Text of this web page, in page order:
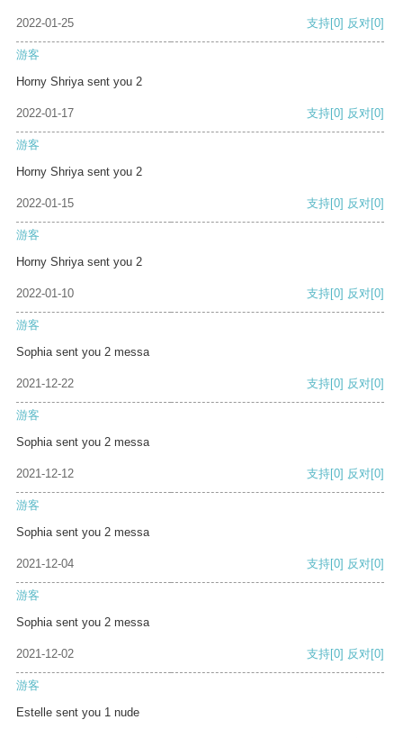
2022-01-25 支持[0] 反对[0]
游客
Horny Shriya sent you 2
2022-01-17 支持[0] 反对[0]
游客
Horny Shriya sent you 2
2022-01-15 支持[0] 反对[0]
游客
Horny Shriya sent you 2
2022-01-10 支持[0] 反对[0]
游客
Sophia sent you 2 messa
2021-12-22 支持[0] 反对[0]
游客
Sophia sent you 2 messa
2021-12-12 支持[0] 反对[0]
游客
Sophia sent you 2 messa
2021-12-04 支持[0] 反对[0]
游客
Sophia sent you 2 messa
2021-12-02 支持[0] 反对[0]
游客
Estelle sent you 1 nude